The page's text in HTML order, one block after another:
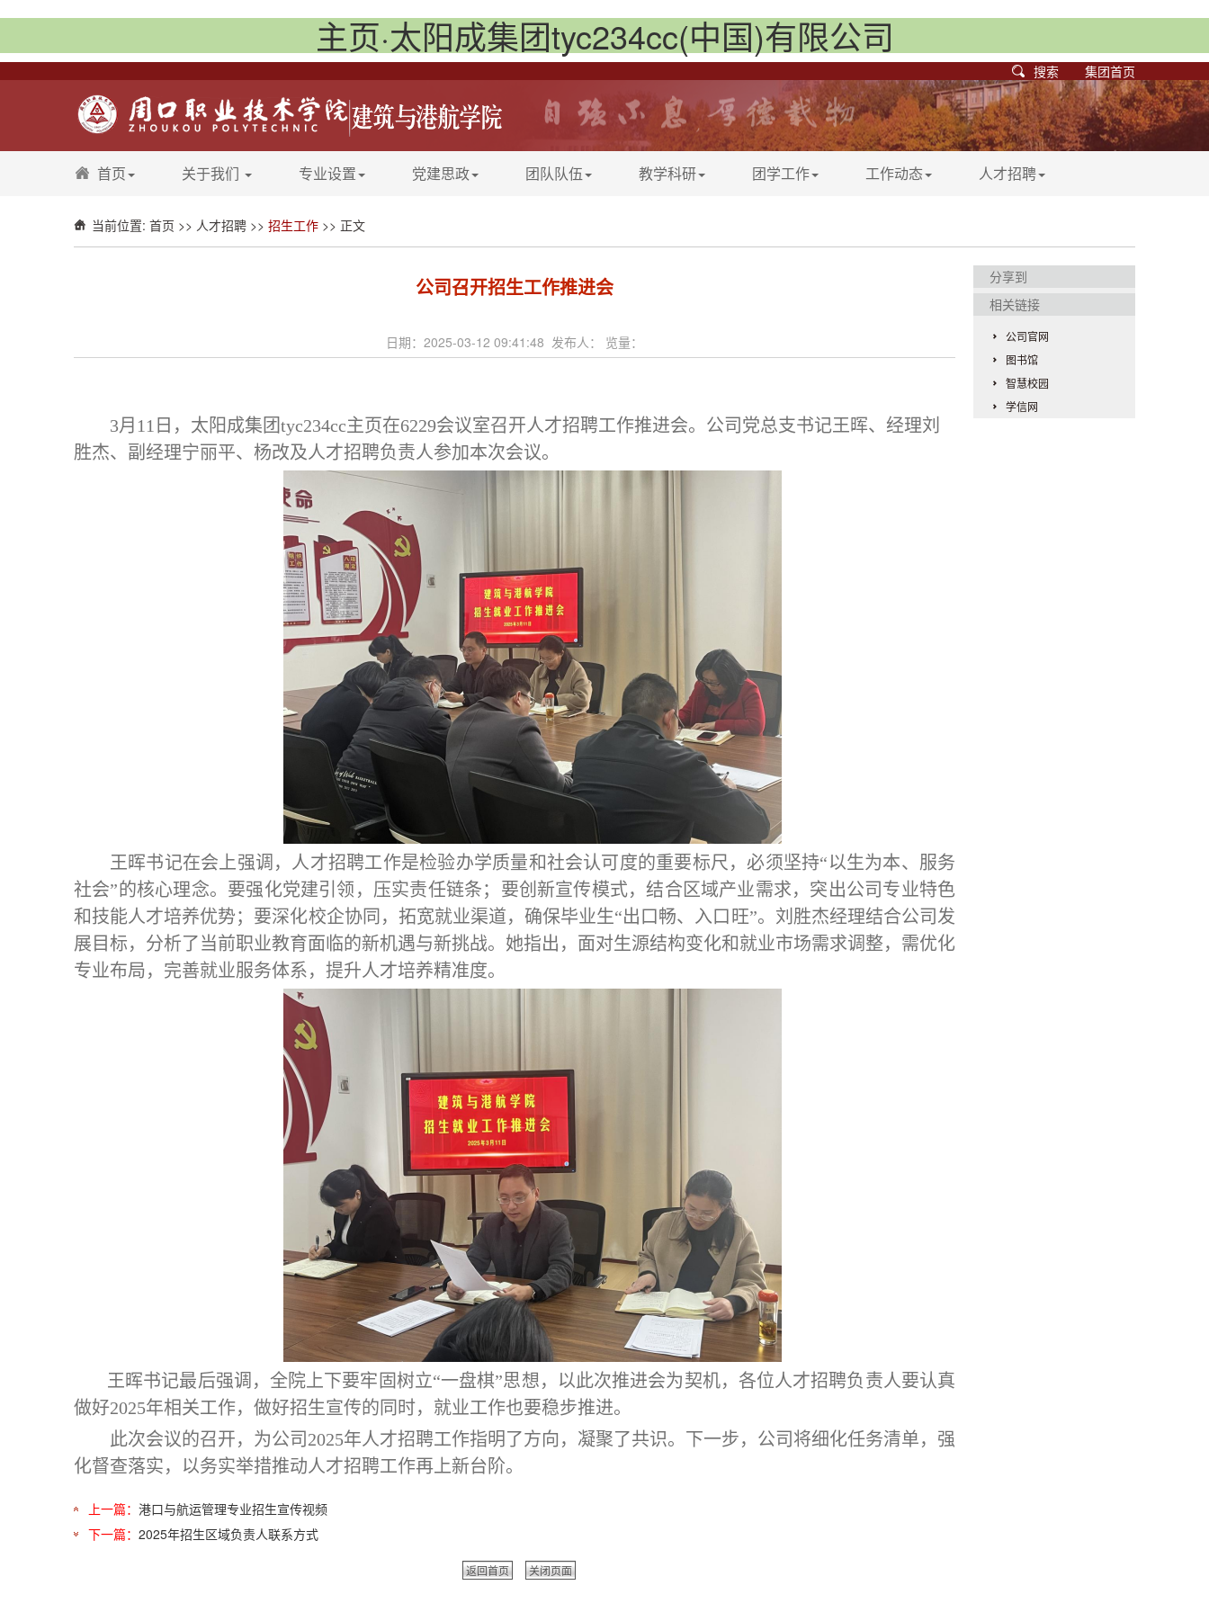
主页·太阳成集团tyc234cc(中国)有限公司
搜索 集团首页
首页 关于我们 专业设置 党建思政 团队队伍 教学科研 团学工作 工作动态 人才招聘
当前位置: 首页 >> 人才招聘 >> 招生工作 >> 正文
公司召开招生工作推进会
日期：2025-03-12 09:41:48 发布人： 览量：
3月11日，太阳成集团tyc234cc主页在6229会议室召开人才招聘工作推进会。公司党总支书记王晖、经理刘
胜杰、副经理宁丽平、杨改及人才招聘负责人参加本次会议。
王晖书记在会上强调，人才招聘工作是检验办学质量和社会认可度的重要标尺，必须坚持“以生为本、服务
社会”的核心理念。要强化党建引领，压实责任链条；要创新宣传模式，结合区域产业需求，突出公司专业特色
和技能人才培养优势；要深化校企协同，拓宽就业渠道，确保毕业生“出口畅、入口旺”。 刘胜杰经理结合公司发
展目标，分析了当前职业教育面临的新机遇与新挑战。 她指出，面对生源结构变化和就业市场需求调整，需优化
专业布局，完善就业服务体系，提升人才培养精准度。
王晖书记最后强调，全院上下要牢固树立“一盘棋”思想，以此次推进会为契机，各位人才招聘负责人要认真
做好2025年相关工作，做好招生宣传的同时，就业工作也要稳步推进。
此次会议的召开，为公司 2025年人才招聘工作指明了方向，凝聚了共识。下一步，公司将细化任务清单，强
化督查落实，以务实举措推动人才招聘工作再上新台阶。
上一篇： 港口与航运管理专业招生宣传视频
下一篇： 2025年招生区域负责人联系方式
返回首页 关闭页面
分享到
相关链接
公司官网
图书馆
智慧校园
学信网